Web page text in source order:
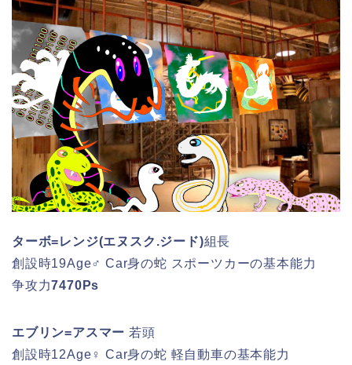
ターボ=レンジ(エヌスク.ジード)組長
創設時19Age♂ Car身の蛇 スポーツカーの基本能力
争攻力7470Ps
エブリン=アスマー 若頭
創設時12Age♀ Car身の蛇 軽自動車の基本能力